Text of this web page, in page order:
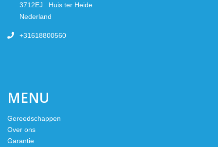
3712EJ Huis ter Heide
Nederland
+31618800560
MENU
Gereedschappen
Over ons
Garantie